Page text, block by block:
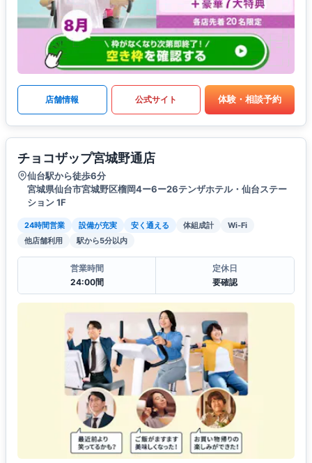
店舗情報 公式サイト 体験・相談予約
チョコザップ宮城野通店
仙台駅から徒歩6分
宮城県仙台市宮城野区榴岡4ー6ー26テンザホテル・仙台ステー
ション 1F
24時間営業 設備が充実 安く通える 体組成計
Wi-Fi
他店舗利用
駅から5分以内
営業時間
24:00間
定休日
要確認